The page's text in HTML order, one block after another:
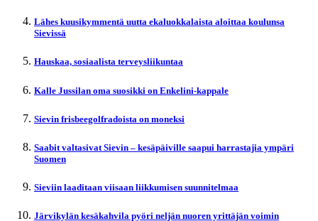
Lähes kuusikymmentä uutta ekaluokkalaista aloittaa koulunsa
Sievissä
Hauskaa, sosiaalista terveysliikuntaa
Kalle Jussilan oma suosikki on Enkelini-kappale
Sievin frisbeegolfradoista on moneksi
Saabit valtasivat Sievin – kesäpäiville saapui harrastajia ympäri
Suomen
Sieviin laaditaan viisaan liikkumisen suunnitelmaa
Järvikylän kesäkahvila pyöri neljän nuoren yrittäjän voimin